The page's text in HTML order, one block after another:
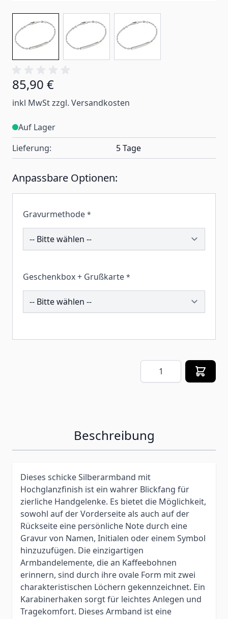
85,90 €
inkl MwSt zzgl. Versandkosten
Auf Lager
Lieferung:
5 Tage
Anpassbare Optionen:
Gravurmethode *
211337
Geschenkbox + Grußkarte *
260396
Menge
Beschreibung
Dieses schicke Silberarmband mit
Hochglanzfinish ist ein wahrer Blickfang für
zierliche Handgelenke. Es bietet die Möglichkeit,
sowohl auf der Vorderseite als auch auf der
Rückseite eine persönliche Note durch eine
Gravur von Namen, Initialen oder einem Symbol
hinzuzufügen. Die einzigartigen
Armbandelemente, die an Kaffeebohnen
erinnern, sind durch ihre ovale Form mit zwei
charakteristischen Löchern gekennzeichnet. Ein
Karabinerhaken sorgt für leichtes Anlegen und
Tragekomfort. Dieses Armband ist eine